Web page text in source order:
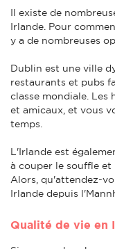
Il existe de
Irlande. Pour
y a de nombreuses
Dublin est une ville
restaurants et pubs
classe mondiale. Les
et amicaux, et vous
temps.
L'Irlande est
à couper le souffle et
Alors, qu'attendez-
Irlande depuis
Qualité de vie en